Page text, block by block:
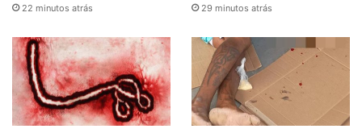
22 minutos atrás 29 minutos atrás